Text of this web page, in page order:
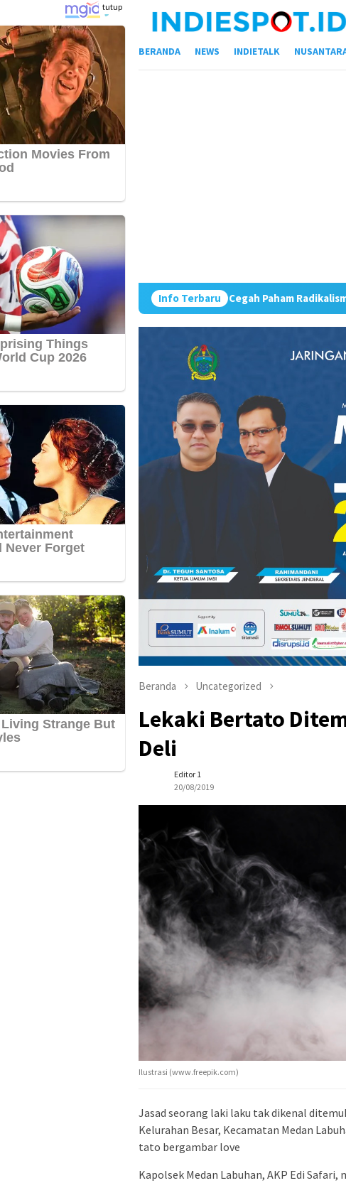
konten
tutup
BERANDA NEWS INDIETALK
Info Terbaru
Edukasi Warga Cegah Paham Radikalisme-Ekstremisme,
Beranda Uncategorized
Lekaki Bertato
Deli
Editor 1
20/08/2019
Ilustrasi (www.freepik.com)
Jasad seorang laki laku tak dikenal
Kelurahan Besar, Kecamatan Medan
tato bergambar love
Kapolsek Medan Labuhan, AKP Edi